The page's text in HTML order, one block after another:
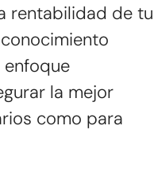
rentabilidad de tu
la mejor
como para